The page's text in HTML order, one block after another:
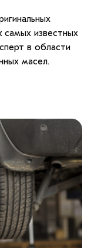
самых известных
в области
масел.